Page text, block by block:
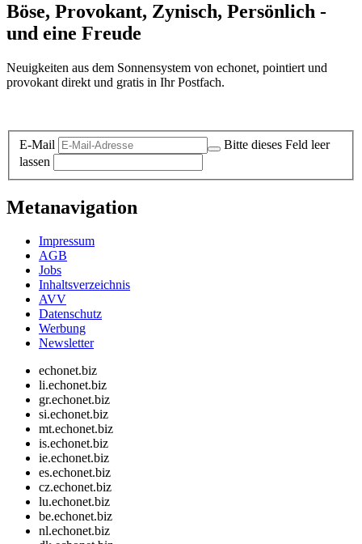
Böse, Provokant, Zynisch, Persönlich -
und eine Freude
Neuigkeiten aus dem Sonnensystem von echonet, pointiert und
provokant direkt und gratis in Ihr Postfach.
E-Mail
Bitte dieses Feld leer
lassen
Metanavigation
Impressum
AGB
Jobs
Inhaltsverzeichnis
AVV
Datenschutz
Werbung
Newsletter
echonet.biz
li.echonet.biz
gr.echonet.biz
si.echonet.biz
mt.echonet.biz
is.echonet.biz
ie.echonet.biz
es.echonet.biz
cz.echonet.biz
lu.echonet.biz
be.echonet.biz
nl.echonet.biz